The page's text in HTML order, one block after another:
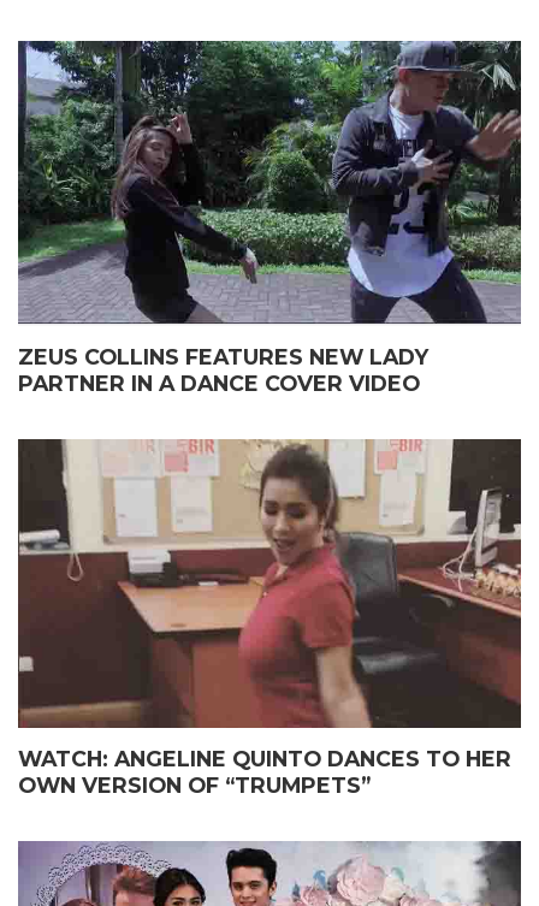
ZEUS COLLINS FEATURES NEW LADY
PARTNER IN A DANCE COVER VIDEO
WATCH: ANGELINE QUINTO DANCES TO HER
OWN VERSION OF “TRUMPETS”